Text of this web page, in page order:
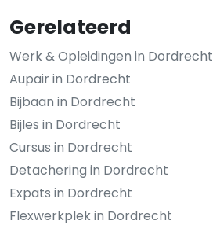
Gerelateerd
Werk & Opleidingen in Dordrecht
Aupair in Dordrecht
Bijbaan in Dordrecht
Bijles in Dordrecht
Cursus in Dordrecht
Detachering in Dordrecht
Expats in Dordrecht
Flexwerkplek in Dordrecht